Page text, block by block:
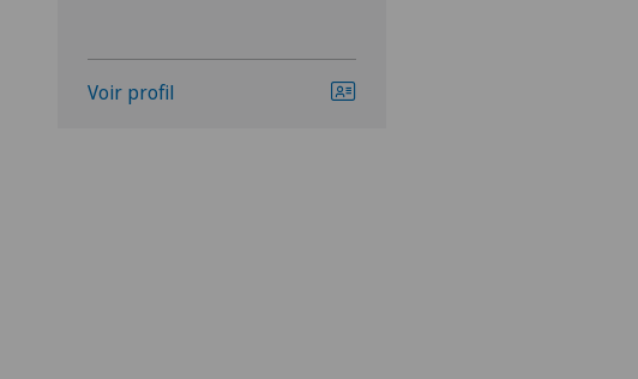
Voir profil